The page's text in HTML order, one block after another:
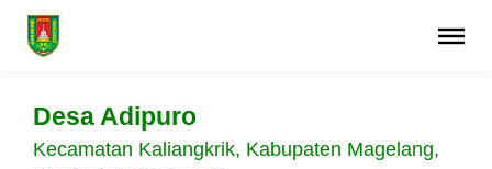
Desa Adipuro
Kecamatan Kaliangkrik, Kabupaten Magelang,